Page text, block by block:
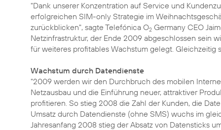
"Dank unserer Konzentration auf Service und
erfolgreichen SIM-only Strategie im
zurückblicken", sagte Telefónica O2 Germany CEO
Netzinfrastruktur, der Ende 2009 abgeschlossen sein
für weiteres profitables Wachstum gelegt. Gleichzeitig
Wachstum durch Datendienste
"2009 werden wir den Durchbruch des mobilen
Netzausbau und die Einführung neuer, attraktiver
profitieren. So stieg 2008 die Zahl der Kunden, die
Umsatz durch Datendienste (ohne SMS) wuchs im
Jahresanfang 2008 stieg der Absatz von Datensticks